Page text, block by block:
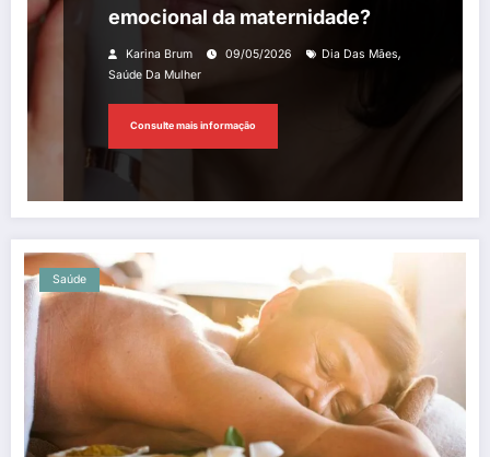
emocional da maternidade?
Karina Brum 09/05/2026 Dia Das Mães,
Saúde Da Mulher
Consulte mais informação
Saúde